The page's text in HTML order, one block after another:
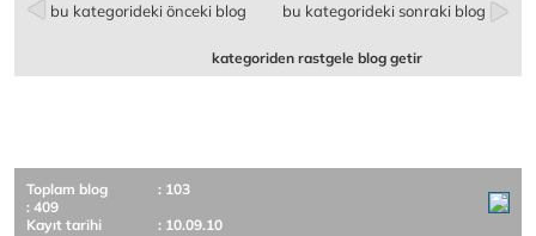
bu kategorideki önceki blog bu kategorideki sonraki blog
kategoriden rastgele blog getir
Toplam blog
: 103
: 409
Kayıt tarihi
: 10.09.10